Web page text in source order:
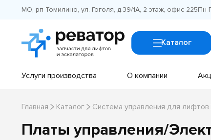
МО, рп Томилино, ул. Гоголя, д.39/1А, 2 этаж, офис 225Пн-
Каталог
Услуги производства О компании
Главная Каталог Система управления для лифтов
Платы управления/